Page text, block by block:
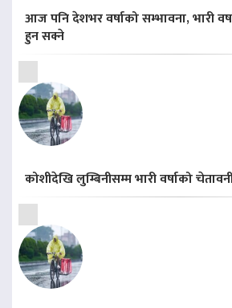
आज पनि देशभर वर्षाको सम्भावना, भारी
हुन सक्ने
कोशीदेखि लुम्बिनीसम्म भारी वर्षाको